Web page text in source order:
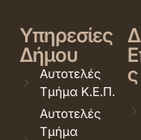
Υπηρεσίες
Δήμου
Αυτοτελές
Τμήμα Κ.Ε.Π.
Αυτοτελές
Τμήμα